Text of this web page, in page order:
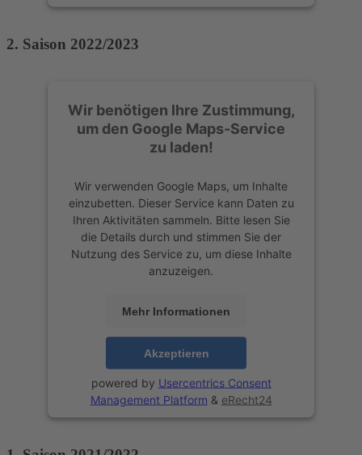
2. Saison 2022/2023
Wir benötigen Ihre Zustimmung,
um den Google Maps-Service
zu laden!
Wir verwenden Google Maps, um Inhalte
einzubetten. Dieser Service kann Daten zu
Ihren Aktivitäten sammeln. Bitte lesen Sie
die Details durch und stimmen Sie der
Nutzung des Service zu, um diese Inhalte
anzuzeigen.
Mehr Informationen
Akzeptieren
powered by Usercentrics Consent
Management Platform & eRecht24